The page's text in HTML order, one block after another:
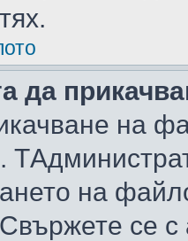
да
на
на
се